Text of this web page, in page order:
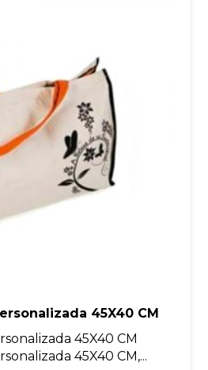
45X40 CM
45X40 CM
45X40 CM,...